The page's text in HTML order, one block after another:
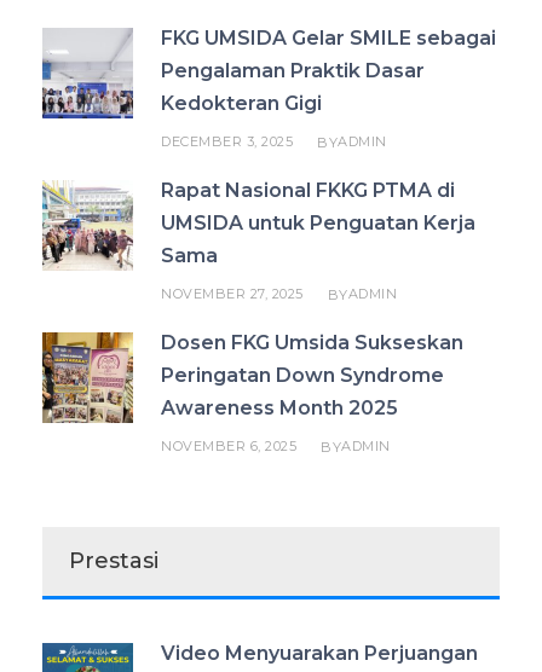
FKG UMSIDA Gelar SMILE sebagai
Pengalaman Praktik Dasar
Kedokteran Gigi
DECEMBER 3, 2025 BYADMIN
Rapat Nasional FKKG PTMA di
UMSIDA untuk Penguatan Kerja
Sama
NOVEMBER 27, 2025 BYADMIN
Dosen FKG Umsida Sukseskan
Peringatan Down Syndrome
Awareness Month 2025
NOVEMBER 6, 2025 BYADMIN
Prestasi
Video Menyuarakan Perjuangan